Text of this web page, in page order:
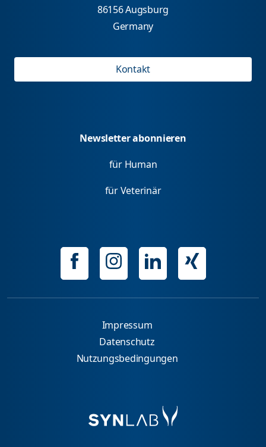
86156 Augsburg
Germany
Kontakt
Newsletter abonnieren
für Human
für Veterinär
Impressum
Datenschutz
Nutzungsbedingungen